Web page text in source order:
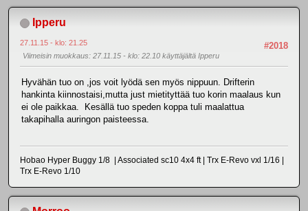
Ipperu
#2018
27.11.15 - klo: 21.25
Viimeisin muokkaus: 27.11.15 - klo: 22.10 käyttäjältä Ipperu
Hyvähän tuo on ,jos voit lyödä sen myös nippuun. Drifterin
hankinta kiinnostaisi,mutta just mietityttää tuo korin maalaus kun
ei ole paikkaa. Kesällä tuo speden koppa tuli maalattua
takapihalla auringon paisteessa.
Hobao Hyper Buggy 1/8 | Associated sc10 4x4 ft | Trx E-Revo vxl 1/16 |
Trx E-Revo 1/10